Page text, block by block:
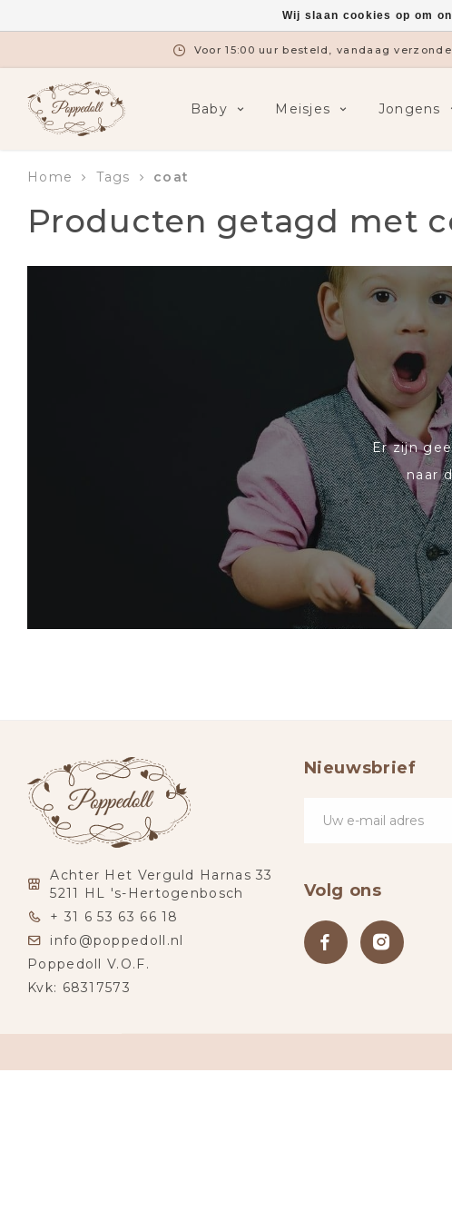
Voor 15:00 uur besteld, vandaag
Baby Meisjes Jongens
Home Tags coat
Producten getagd met
Er zijn
naar
Achter Het Verguld Harnas 33
5211 HL 's-Hertogenbosch
+ 31 6 53 63 66 18
info@poppedoll.nl
Poppedoll V.O.F.
Kvk: 68317573
Nieuwsbrief
Volg ons
Wij slaan cookies op om